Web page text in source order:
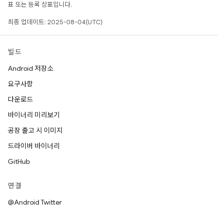
표 또는 등록 상표입니다.
최종 업데이트: 2025-08-04(UTC)
빌드
Android 저장소
요구사항
다운로드
바이너리 미리보기
공장 출고 시 이미지
드라이버 바이너리
GitHub
연결
@Android Twitter